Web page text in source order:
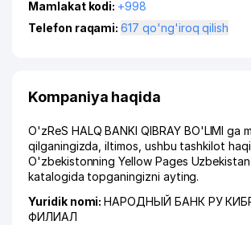
Mamlakat kodi: +998
Telefon raqami:617 qo'ng'iroq qilish
Kompaniya haqida
O'zReS HALQ BANKI QIBRAY BO'LIMI ga
qilganingizda, iltimos, ushbu tashkilot
O'zbekistonning Yellow Pages
katalogida topganingizni ayting.
Yuridik nomi:НАРОДНЫЙ БАНК РУ
ФИЛИАЛ